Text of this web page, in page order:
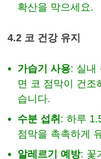
확산을 막으세요.
4.2 코 건강 유지
가습기 사용: 실내
면 코 점막이 건조
습니다.
수분 섭취 : 하루
점막을 촉촉하게
알레르기 예방: 꽃